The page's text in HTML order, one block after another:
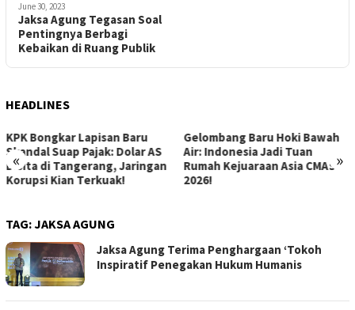
June 30, 2023
Jaksa Agung Tegasan Soal
Pentingnya Berbagi
Kebaikan di Ruang Publik
HEADLINES
« »
Gelombang Baru Hoki Bawah
Air: Indonesia Jadi Tuan
Rumah Kejuaraan Asia CMAS
2026!
Revolusi Gizi Anak Bangsa:
Menguak Dampak Positif
Program Makan Bergizi Gratis
di Sekolah
TAG:JAKSA AGUNG
Jaksa Agung Terima Penghargaan ‘Tokoh
Inspiratif Penegakan Hukum Humanis